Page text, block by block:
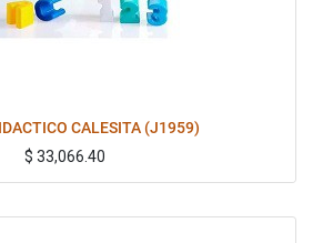
CALESITA (J1959)
$ 33,066.40